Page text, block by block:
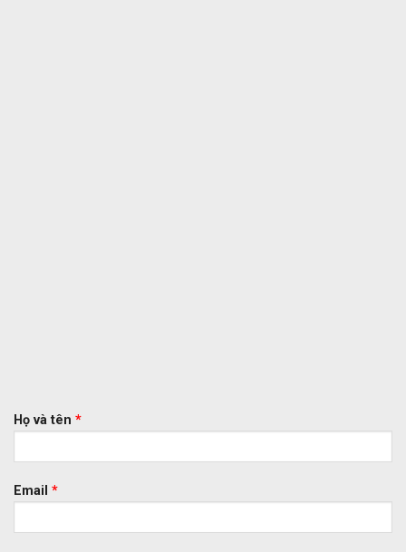
Họ và tên *
Email *